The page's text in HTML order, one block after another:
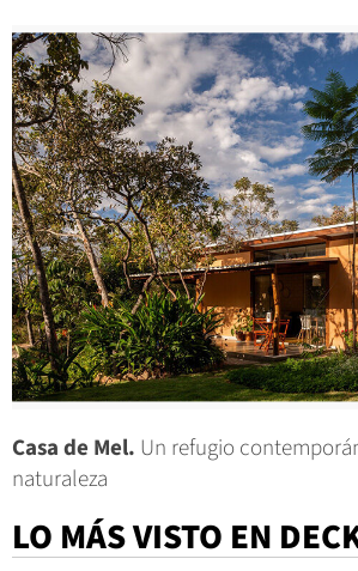
Casa de Mel. Un refugio
naturaleza
LO MÁS VISTO EN